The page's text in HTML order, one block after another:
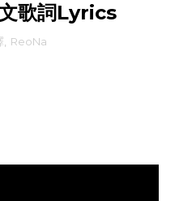
歌詞Lyrics
ReoNa